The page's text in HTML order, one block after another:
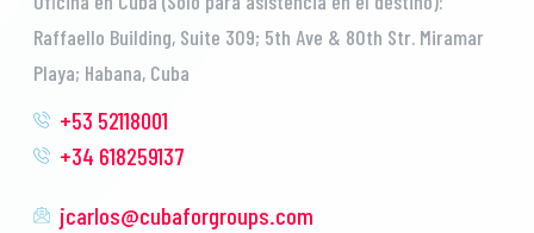
Raffaello Building, Suite 309; 5th Ave & 80th Str. Miramar
Playa; Habana, Cuba
+53 52118001
+34 618259137
jcarlos@cubaforgroups.com